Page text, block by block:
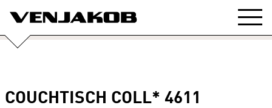
COUCHTISCH COLL* 4611